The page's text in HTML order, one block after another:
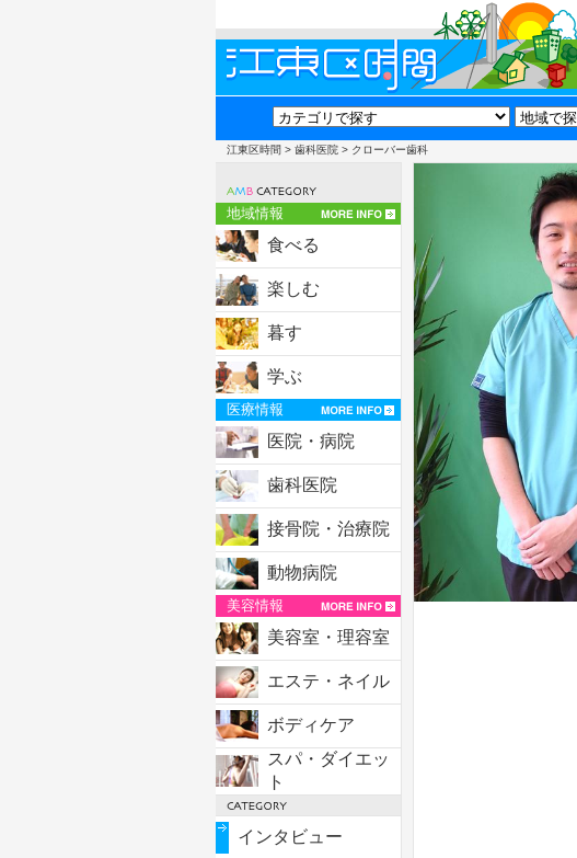
江東区時間 > 歯科医院 > クローバー歯科
地域情報
食べる
楽しむ
暮す
学ぶ
医療情報
医院・病院
歯科医院
接骨院・治療院
動物病院
美容情報
美容室・理容室
エステ・ネイル
ボディケア
スパ・ダイエッ
ト
インタビュー